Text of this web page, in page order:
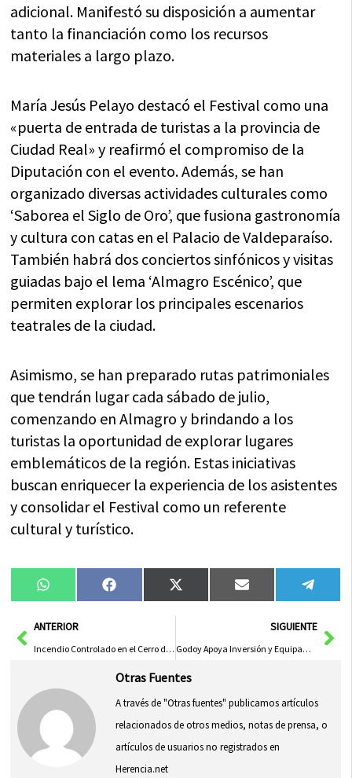
adicional. Manifestó su disposición a aumentar
tanto la financiación como los recursos
materiales a largo plazo.
María Jesús Pelayo destacó el Festival como una
«puerta de entrada de turistas a la provincia de
Ciudad Real» y reafirmó el compromiso de la
Diputación con el evento. Además, se han
organizado diversas actividades culturales como
‘Saborea el Siglo de Oro’, que fusiona gastronomía
y cultura con catas en el Palacio de Valdeparaíso.
También habrá dos conciertos sinfónicos y visitas
guiadas bajo el lema ‘Almagro Escénico’, que
permiten explorar los principales escenarios
teatrales de la ciudad.
Asimismo, se han preparado rutas patrimoniales
que tendrán lugar cada sábado de julio,
comenzando en Almagro y brindando a los
turistas la oportunidad de explorar lugares
emblemáticos de la región. Estas iniciativas
buscan enriquecer la experiencia de los asistentes
y consolidar el Festival como un referente
cultural y turístico.
Compartir
en
WhatsAppCompartir
en
FacebookCompartir
en
X
(Twitter)
Compartir
en
Email
en
AntANTERIOR
Incendio Controlado en el Cerro de los Palos por Basura Acumulada
SIGUIENTE
Godoy Apoya Inversión y Equipamiento del Gobierno de Page en Hospital de Tomelloso
Otras Fuentes
A través de "Otras fuentes" publicamos artículos
relacionados de otros medios, notas de prensa, o
artículos de usuarios no registrados en
Herencia.net